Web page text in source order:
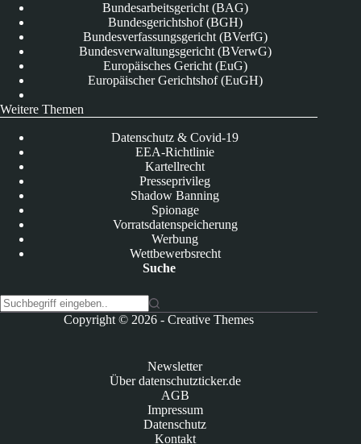
Bundesarbeitsgericht (BAG)
Bundesgerichtshof (BGH)
Bundesverfassungsgericht (BVerfG)
Bundesverwaltungsgericht (BVerwG)
Europäisches Gericht (EuG)
Europäischer Gerichtshof (EuGH)
Weitere Themen
Datenschutz & Covid-19
EEA-Richtlinie
Kartellrecht
Presseprivileg
Shadow Banning
Spionage
Vorratsdatenspeicherung
Werbung
Wettbewerbsrecht
Suche
Copyright © 2026 -Creative Themes
Newsletter
Über datenschutzticker.de
AGB
Impressum
Datenschutz
Kontakt